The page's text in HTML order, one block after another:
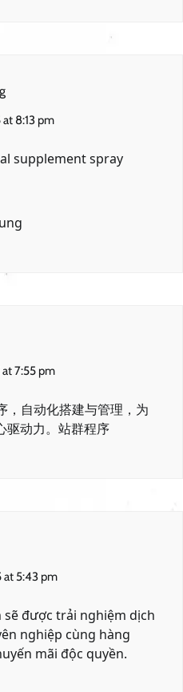
8:13 pm
supplement spray
7:55 pm
，自动化搭建与管理，为
动力。 站群程序
at 5:43 pm
sẽ được trải nghiệm dịch
nghiệp cùng hàng
mãi độc quyền.